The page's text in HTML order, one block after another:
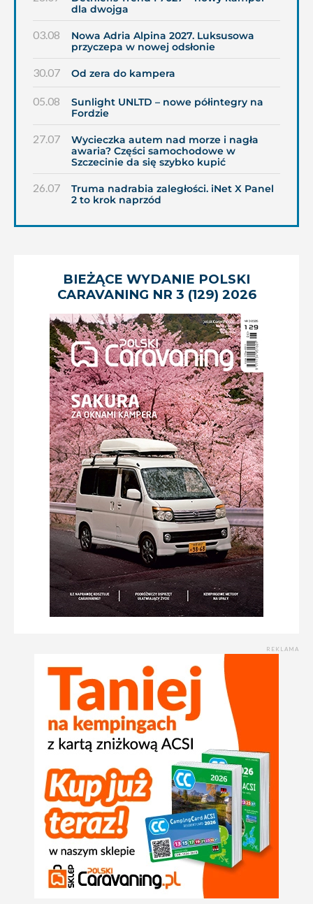
dla dwojga
03.08
Nowa Adria Alpina 2027. Luksusowa
przyczepa w nowej odsłonie
30.07 Od zera do kampera
05.08
Sunlight UNLTD – nowe półintegry na
Fordzie
27.07
Wycieczka autem nad morze i nagła
awaria? Części samochodowe w
Szczecinie da się szybko kupić
26.07
Truma nadrabia zaległości. iNet X Panel
2 to krok naprzód
BIEŻĄCE WYDANIE POLSKI
CARAVANING NR 3 (129) 2026
REKLAMA